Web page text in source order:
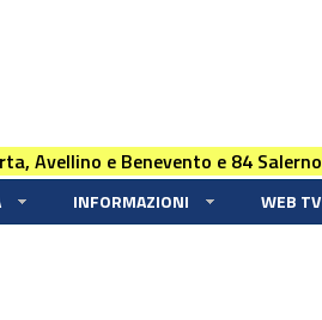
Avellino e Benevento e 84 Salerno
INFORMAZIONI WEB TV